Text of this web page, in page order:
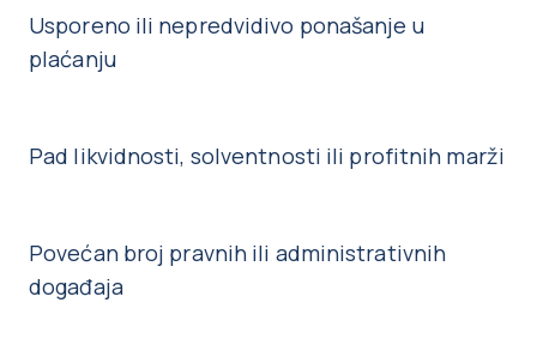
Usporeno ili nepredvidivo ponašanje u
plaćanju
Pad likvidnosti, solventnosti ili profitnih marži
Povećan broj pravnih ili administrativnih
događaja